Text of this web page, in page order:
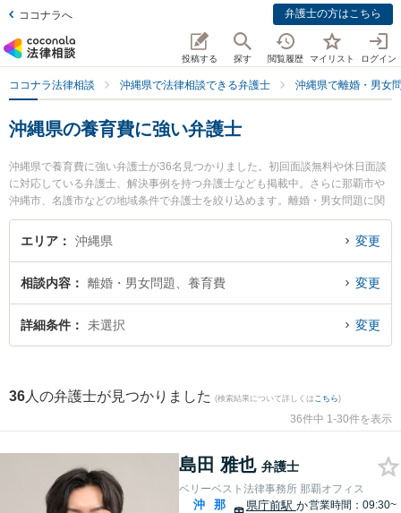
ココナラへ 弁護士の方はこちら
投稿する 探す 閲覧履歴 マイリスト ログイン
ココナラ法律相談 沖縄県で法律相談できる弁護士 沖縄県で離婚・男女
沖縄県の養育費に強い弁護士
沖縄県で養育費に強い弁護士が36名見つかりました。初回面談無料や休日面談
に対応している弁護士、解決事例を持つ弁護士なども掲載中。さらに那覇市や
沖縄市、名護市などの地域条件で弁護士を絞り込めます。離婚・男女問題に関
係する財産分与や養育費、親権等の細かな分野での絞り込み検索もでき便利で
す。特にベリーベスト法律事務所 那覇オフィスの島田 雅也弁護士や弁護士法人
間に発生した養育費のトラブルを今すぐに弁護士に相談したい』『養育費のト
ラブル解決の実績豊富な近くの弁護士を検索したい』『初回相談無料で養育費
を法律相談できる沖縄県内の弁護士に相談予約したい』などでお困りの相談者
エリア 沖縄県 変更
相談内容 離婚・男女問題、養育費 変更
詳細条件 未選択 変更
36 人の弁護士が見つかりました (検索結果について詳しくは こちら)
36件中 1-30件を表示
島田 雅也 弁護士
ベリーベスト法律事務所 那覇オフィス
沖
那
県庁前駅 か営業時間：09:30~